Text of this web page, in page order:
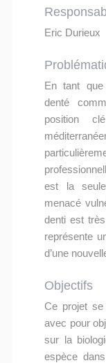
Eric Durieux
En tant que
denté
position
est la
menacé
denti est
représente
d’une
Objectifs
Ce projet
avec pour
sur la
espèce